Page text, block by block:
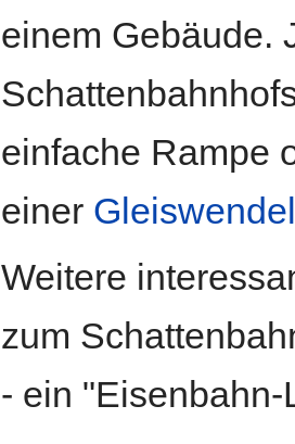
einem Gebäude.
einfache Rampe
einer Gleiswendel
Weitere
zum
- ein "Eisenbahn-